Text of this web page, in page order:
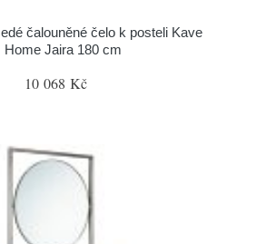
čalouněné čelo k posteli Kave
Home Jaira 180 cm
10 068 Kč